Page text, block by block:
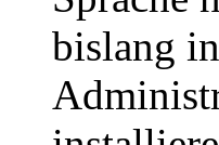
bislang